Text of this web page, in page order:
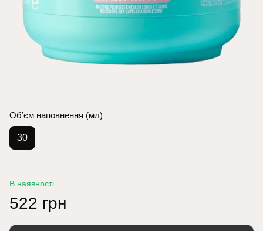
Об’єм наповнення (мл)
30
В наявності
522 грн